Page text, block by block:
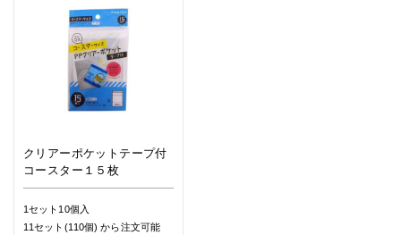
クリアーポケットテープ付
コースター１５枚
1セット10個入
11セット(110個)から注文可能